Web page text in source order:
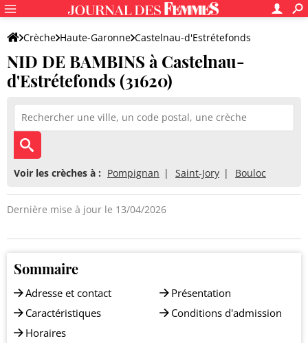
Crèche Haute-Garonne Castelnau-d'Estrétefonds
NID DE BAMBINS
NID DE BAMBINS à Castelnau-
d'Estrétefonds (31620)
Voir les crèches à : Pompignan Saint-Jory Bouloc
Dernière mise à jour le 13/04/2026
Sommaire
Adresse et contact
Caractéristiques
Horaires
Présentation
Conditions d'admission